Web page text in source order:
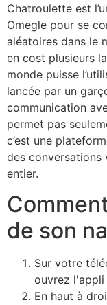
Chatroulette est
Omegle pour se
aléatoires dans le
en cost plusieurs
monde puisse
lancée par un
communication
permet pas
c’est une
des conversations
entier.
de son
Sur votre
ouvrez l'appli
En haut à